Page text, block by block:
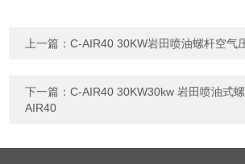
上一篇：C-AIR40 30KW岩田喷油螺杆空气
下一篇：C-AIR40 30KW30kw 岩田喷油式
AIR40